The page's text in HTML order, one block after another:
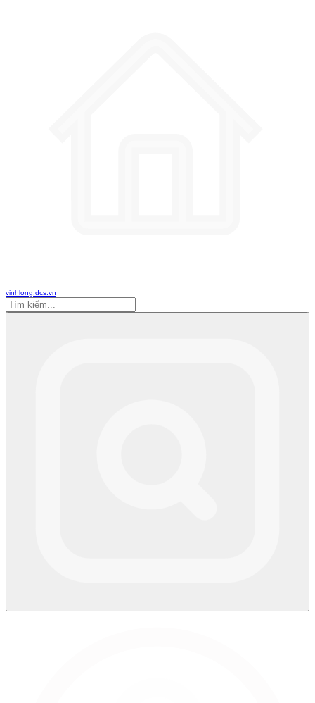
vinhlong.dcs.vn